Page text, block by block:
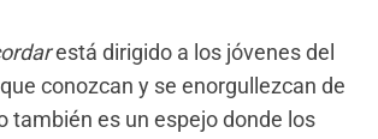
está dirigido a los jóvenes del
conozcan y se enorgullezcan de
también es un espejo donde los